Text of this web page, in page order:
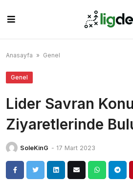
content
Anasayfa » Genel
Genel
Lider Savran
Ziyaretlerinde
SoleKinG - 17 Mart 2023